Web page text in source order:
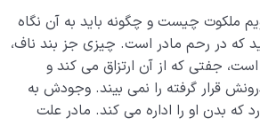
نور در کمالات و ارتباط آن با ساختار
مادر؛ عامل تعیین کننده در
ملکوت چیست و چگونه باید به آن نگاه
که در رحم مادر است. چیزی جز بند ناف،
جفتی که از آن ارتزاق می کند و
قرار گرفته را نمی بیند. وجودش به
که بدن او را اداره می کند. مادر علت